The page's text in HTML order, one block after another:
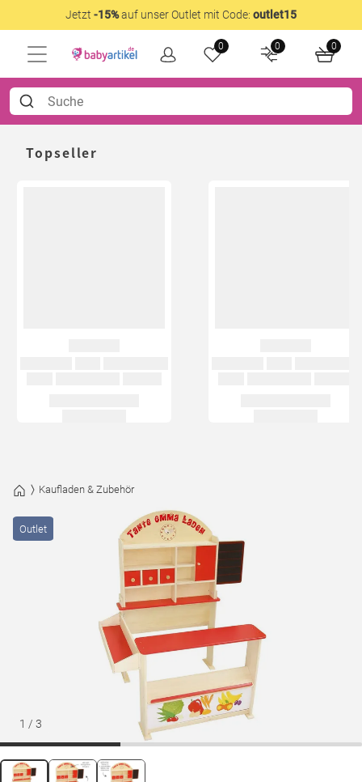
Jetzt -15%auf unser Outlet mit Code: outlet15
0 0 0
Topseller
Kaufladen & Zubehör
1 / 3
Outlet